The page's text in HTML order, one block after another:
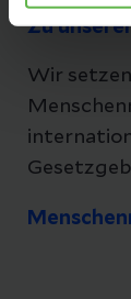
Zu
Wir